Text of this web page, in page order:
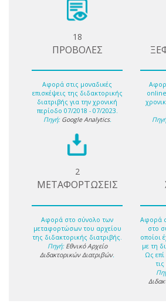
18
ΠΡΟΒΟΛΕΣ
Αφορά στις μοναδικές
επισκέψεις της διδακτορικής
διατριβής για την χρονική
περίοδο 07/2018 - 07/2023.
Πηγή: Google Analytics.
2
ΜΕΤΑΦΟΡΤΩΣΕΙΣ
Αφορά στο σύνολο των
μεταφορτώσων του αρχείου
της διδακτορικής διατριβής.
Πηγή: Εθνικό Αρχείο
Διδακτορικών Διατριβών.
Αφορά
στο
οποίοι
με τη
Ως